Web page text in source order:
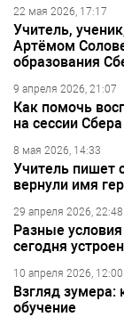
22 мая 2026, 17:17
Учитель,
Артёмом
образования
9 апреля 2026, 21:07
Как помочь
на сессии
8 мая 2026, 14:33
Учитель пишет
вернули имя
29 апреля 2026, 22:48
Разные
сегодня
10 апреля 2026, 12:00
Взгляд зумера:
обучение